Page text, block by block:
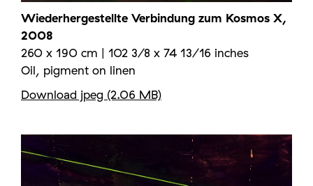
Wiederhergestellte Verbindung zum Kosmos X,
2008
260 x 190 cm | 102 3/8 x 74 13/16 inches
Oil, pigment on linen
Download jpeg (2.06 MB)